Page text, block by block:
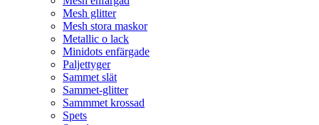
Mesh glitter
Mesh stora maskor
Metallic o lack
Minidots enfärgade
Paljettyger
Sammet slät
Sammet-glitter
Sammmet krossad
Spets